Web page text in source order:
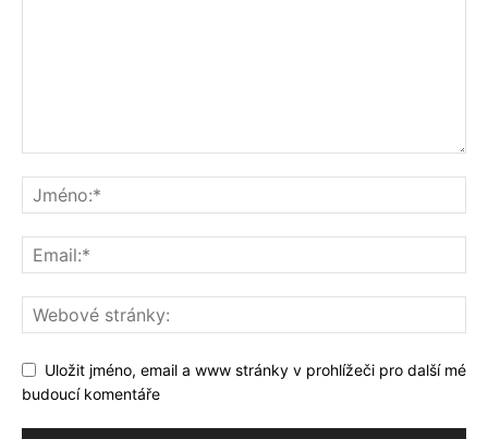
Uložit jméno, email a www stránky v prohlížeči pro další mé
budoucí komentáře